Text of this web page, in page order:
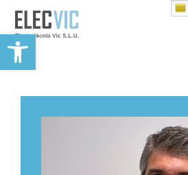
Obre la barra d'eines